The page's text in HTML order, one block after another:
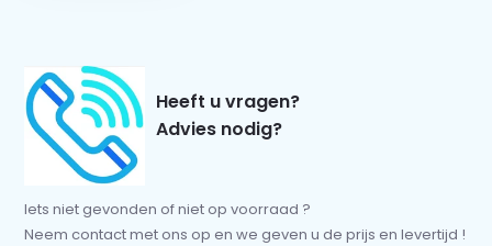
Heeft u vragen?
Advies nodig?
Iets niet gevonden of niet op voorraad ?
Neem contact met ons op en we geven u de prijs en levertijd !